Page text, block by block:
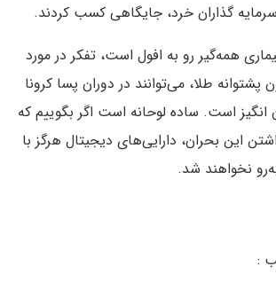
گذاران خرد، جایگاهی کسب کردند.
همه‌گیر رو به افول است، تفکر در مورد
پشتوانه طلا، می‌توانند در دوران پسا کرونا
انگیز است. ساده لوحانه است اگر بگوییم که
این بحران، دارایی‌های دیجیتال هرگز با
نخواهند شد.